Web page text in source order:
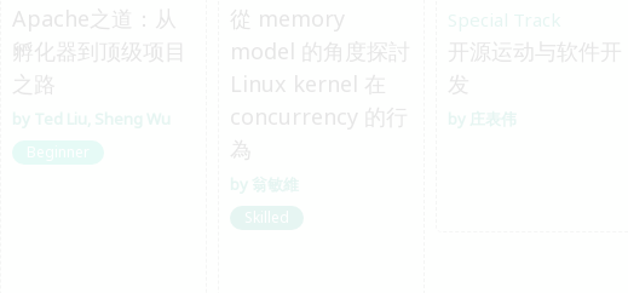
Apache之道：从
孵化器到顶级项目
之路
Ted Liu Sheng Wu
Beginner
從 memory
model 的角度探討
Linux kernel 在
concurrency 的行
為
翁敏維
Skilled
Special Track
开源运动与软件开
发
庄表伟